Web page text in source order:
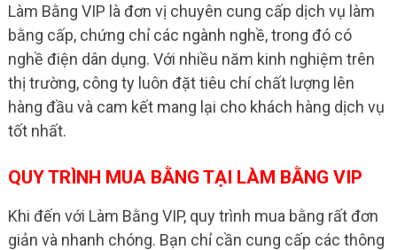
Làm Bằng VIP là đơn vị chuyên cung cấp dịch vụ làm
bằng cấp, chứng chỉ các ngành nghề, trong đó có
nghề điện dân dụng. Với nhiều năm kinh nghiệm trên
thị trường, công ty luôn đặt tiêu chí chất lượng lên
hàng đầu và cam kết mang lại cho khách hàng dịch vụ
tốt nhất.
QUY TRÌNH MUA BẰNG TẠI LÀM BẰNG VIP
Khi đến với Làm Bằng VIP, quy trình mua bằng rất đơn
giản và nhanh chóng. Bạn chỉ cần cung cấp các thông